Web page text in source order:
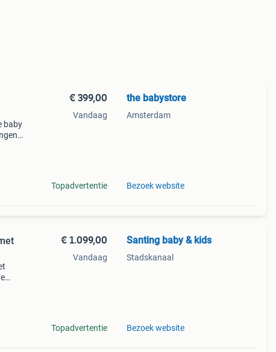
baby
€ 399,00
Vandaag
Topadvertentie
the babystore
Amsterdam
Bezoek website
€ 1.099,00
Vandaag
Topadvertentie
Santing baby & kids
Stadskanaal
Bezoek website